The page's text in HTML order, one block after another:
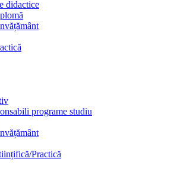
didactice
programe studiu
Practică